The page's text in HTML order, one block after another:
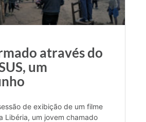
através do
um
de exibição de um filme
Libéria, um jovem chamado